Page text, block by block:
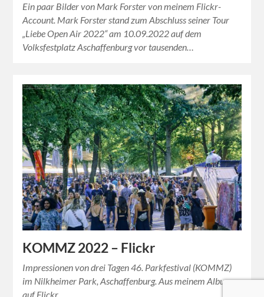
Ein paar Bilder von Mark Forster von meinem Flickr-
Account. Mark Forster stand zum Abschluss seiner Tour
„Liebe Open Air 2022“ am 10.09.2022 auf dem
Volksfestplatz Aschaffenburg vor tausenden…
KOMMZ 2022 – Flickr
Impressionen von drei Tagen 46. Parkfestival (KOMMZ)
im Nilkheimer Park, Aschaffenburg. Aus meinem Album
auf Flickr.